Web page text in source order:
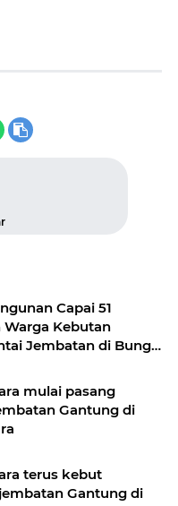
Capai 51
Warga Kebutan
Jembatan di Bunga
mulai pasang
Gantung di
terus kebut
Gantung di